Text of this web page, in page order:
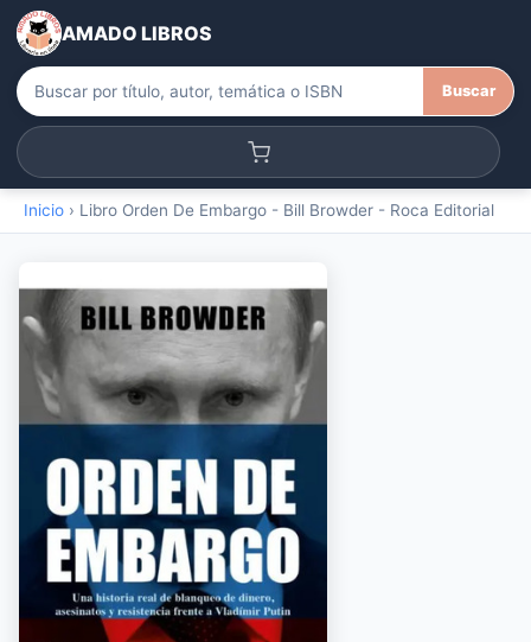
AMADO LIBROS
Buscar
Inicio › Libro Orden De Embargo - Bill Browder - Roca Editorial